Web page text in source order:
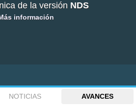
de la versión NDS
información
NOTICIAS
AVANCES